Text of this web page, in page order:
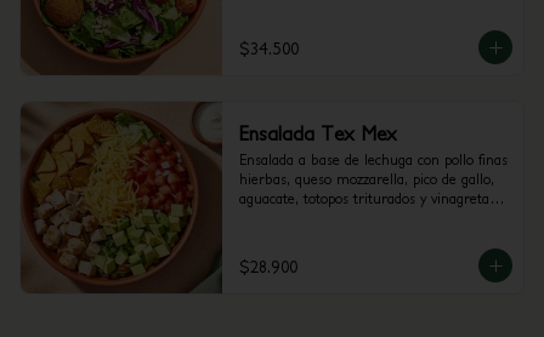
$34.500
Ensalada Tex Mex
Ensalada a base de lechuga con pollo finas
hierbas, queso mozzarella, pico de gallo,
aguacate, totopos triturados y vinagreta a
$28.900